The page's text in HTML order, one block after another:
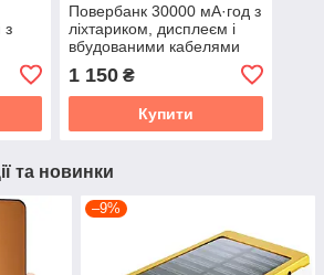
з
Повербанк 30000 мА·год з
ліхтариком, дисплеєм і
вбудованими кабелями
Type-C | Lightning TUGII-
Y103
1 150₴
Купити
та новинки
–9%